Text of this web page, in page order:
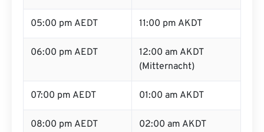
05:00 pm AEDT 11:00 pm AKDT
06:00 pm AEDT
12:00 am AKDT
(Mitternacht)
07:00 pm AEDT 01:00 am AKDT
08:00 pm AEDT 02:00 am AKDT